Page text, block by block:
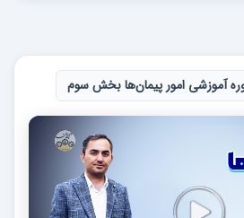
آموزشی امور پیمان‌ها بخش سوم